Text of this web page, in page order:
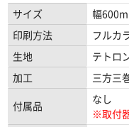
サイズ
幅
印刷方法
フルカ
生地
テトロ
加工
三方三
付属品
なし
※取付